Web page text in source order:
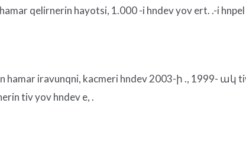
qelirnerin hayotsi, 1.000 -i hndev yov ert. .-i
hamar iravunqni, kacmeri hndev 2003-ի ., 1999- ակ
tiv yov hndev e, .